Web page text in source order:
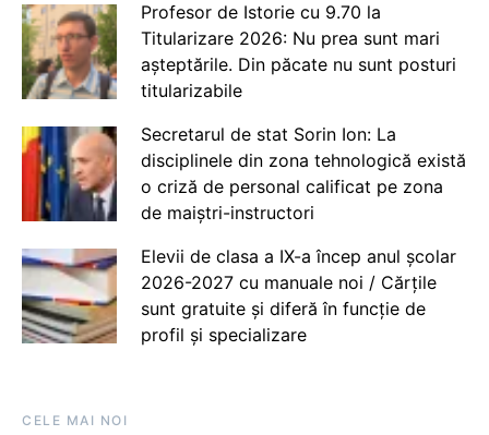
Profesor de Istorie cu 9.70 la
Titularizare 2026: Nu prea sunt mari
așteptările. Din păcate nu sunt posturi
titularizabile
Secretarul de stat Sorin Ion: La
disciplinele din zona tehnologică există
o criză de personal calificat pe zona
de maiștri-instructori
Elevii de clasa a IX-a încep anul școlar
2026-2027 cu manuale noi / Cărțile
sunt gratuite și diferă în funcție de
profil și specializare
CELE MAI NOI